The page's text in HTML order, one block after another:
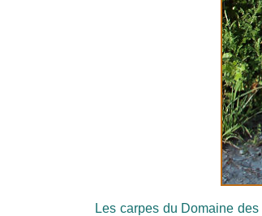
Les carpes du Domaine